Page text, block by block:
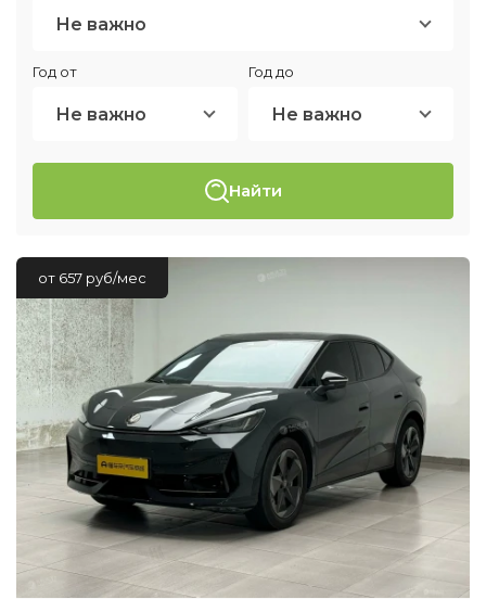
Не важно
Год от
Не важно
Год до
Не важно
Найти
от 657 руб/мес